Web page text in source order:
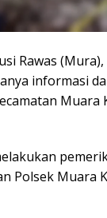
Rawas
informasi
Muara
Polsek Muara